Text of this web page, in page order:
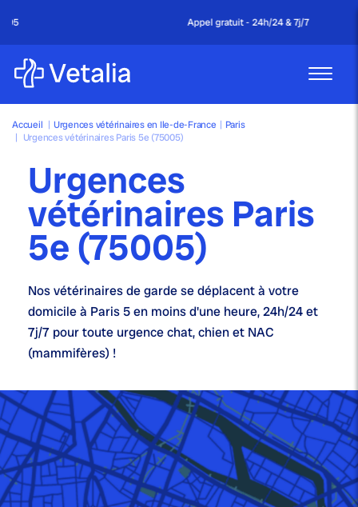
Appel gratuit - 24h/24 & 7j/7
Accueil | Urgences vétérinaires en Ile-de-France | Paris
| Urgences vétérinaires Paris 5e (75005)
Urgences
vétérinaires Paris
5e (75005)
Nosvétérinaires de gardese déplacent à votre
domicile à Paris 5 en moins d'une heure,24h/24 et
7j/7 pour toute urgence chat, chien et NAC
(mammifères) !